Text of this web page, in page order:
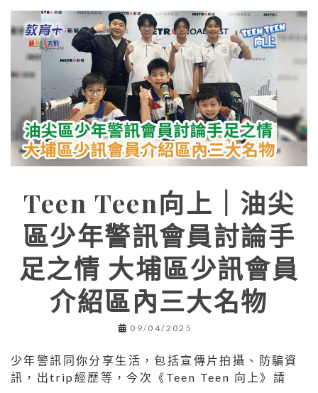
Teen Teen向上｜油尖
區少年警訊會員討論手
足之情 大埔區少訊會員
介紹區內三大名物
09/04/2025
少年警訊同你分享生活，包括宣傳片拍攝、防騙資
訊，出trip經歷等，今次《Teen Teen 向上》請